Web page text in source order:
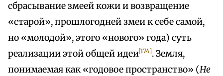
сбрасывание змеей кожи и возвращение
«старой», прошлогодней змеи к себе самой,
но «молодой», этого «нового» года) суть
реализации этой общей идеи[174]. Земля,
понимаемая как «годовое пространство» (Не